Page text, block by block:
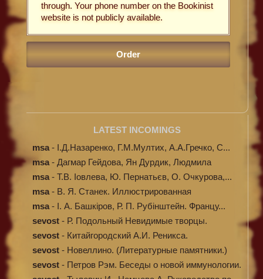
through. Your phone number on the Bookinist
website is not publicly available.
LATEST INCOMINGS
msa - І.Д.Назаренко, Г.М.Мултих, А.А.Гречко, С...
msa - Дагмар Гейдова, Ян Дурдик, Людмила
Кибал...
msa - Т.В. Іовлева, Ю. Пернатьєв, О. Очкурова,...
msa - В. Я. Станек. Иллюстрированная
энциклопе...
msa - І. А. Башкіров, Р. П. Рубінштейн. Францу...
sevost - Р. Подольный Невидимые творцы.
sevost - Китайгородский А.И. Реникса.
sevost - Новеллино. (Литературные памятники.)
sevost - Петров Рэм. Беседы о новой иммунологии.